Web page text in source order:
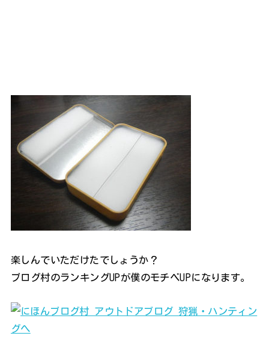
楽しんでいただけたでしょうか？
ブログ村のランキングUPが僕のモチベUPになります。